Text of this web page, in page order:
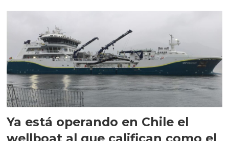
Ya está operando en Chile el